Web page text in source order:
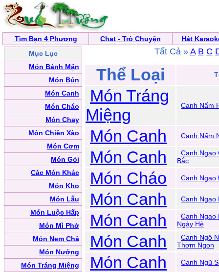
Tìm Bạn 4 Phương Chat - Trò Chuyện
Hát
Mục Lục
Món Bánh Mặn
Món Bún
Món Canh
Món Cháo
Món Chay
Món Chiên Xào
Món Cơm
Món Gỏi
Các Món Khác
Món Kho
Món Lẫu
Món Luộc Hấp
Món Mì Phở
Món Nem Chả
Món Nướng
Món Tráng Miệng
Tất Cả » A B C
Thể Loại
Món Tráng
Miệng
Canh Nấm
Món Canh Canh Nấm
Món Canh
Canh Ngao
Bắc
Món Cháo Canh Ngao
Món Canh Canh Ngao
Món Canh
Canh Ngao
Ngày Hè
Món Canh
Canh Ngô
Thơm Ngon
Món Canh Canh Ngũ